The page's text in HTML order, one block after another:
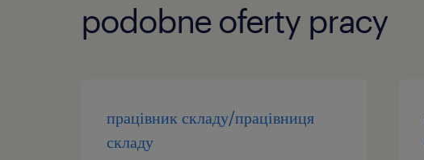
podobne oferty pracy
працівник складу/працівниця
складу